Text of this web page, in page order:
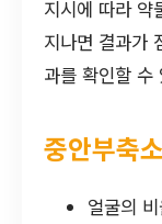
지시에 따라 약
지나면 결과가
과를 확인할 수
중안부축
얼굴의